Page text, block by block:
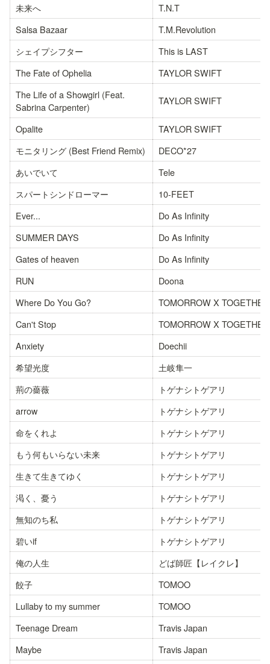
未来へ
T.N.T
Salsa Bazaar
T.M.Revolution
シェイプシフター
This is LAST
The Fate of Ophelia
TAYLOR SWIFT
The Life of a Showgirl (Feat.
Sabrina Carpenter)
TAYLOR SWIFT
Opalite
TAYLOR SWIFT
モニタリング (Best Friend Remix)
DECO*27
あいでいて
Tele
スパートシンドローマー
10-FEET
Ever...
Do As Infinity
SUMMER DAYS
Do As Infinity
Gates of heaven
Do As Infinity
RUN
Doona
Where Do You Go?
TOMORROW X TOGETHER
Can't Stop
TOMORROW X TOGETHER
Anxiety
Doechii
希望光度
土岐隼一
荊の薔薇
トゲナシトゲアリ
arrow
トゲナシトゲアリ
命をくれよ
トゲナシトゲアリ
もう何もいらない未来
トゲナシトゲアリ
生きて生きてゆく
トゲナシトゲアリ
渇く、憂う
トゲナシトゲアリ
無知のち私
トゲナシトゲアリ
碧いif
トゲナシトゲアリ
俺の人生
どば師匠【レイクレ】
餃子
TOMOO
Lullaby to my summer
TOMOO
Teenage Dream
Travis Japan
Maybe
Travis Japan